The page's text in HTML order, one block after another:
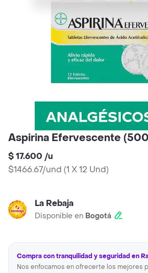
Aspirina Efervescente
$ 17.600 /u
$1466.67/und (1 X 12 Und)
La Rebaja
Disponible en Bogotá
Compra con tranquilidad y seguridad en
Nos enfocamos en ofrecerte los mejores